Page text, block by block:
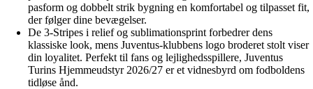
pasform og dobbelt strik bygning en komfortabel og tilpasset fit,
der følger dine bevægelser.
De 3-Stripes i relief og sublimationsprint forbedrer dens
klassiske look, mens Juventus-klubbens logo broderet stolt viser
din loyalitet. Perfekt til fans og lejlighedsspillere, Juventus
Turins Hjemmeudstyr 2026/27 er et vidnesbyrd om fodboldens
tidløse ånd.